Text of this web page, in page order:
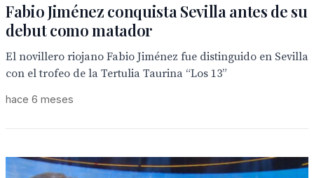
Fabio Jiménez conquista Sevilla antes de su
debut como matador
El novillero riojano Fabio Jiménez fue distinguido en Sevilla
con el trofeo de la Tertulia Taurina “Los 13”
hace 6 meses